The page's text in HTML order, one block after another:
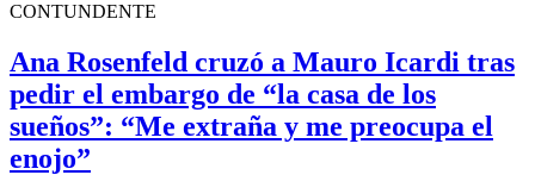
CONTUNDENTE
Ana Rosenfeld cruzó a Mauro Icardi tras
pedir el embargo de “la casa de los
sueños”: “Me extraña y me preocupa el
enojo”